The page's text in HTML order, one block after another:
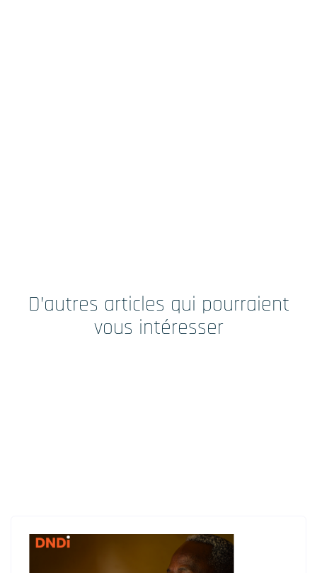
D’autres articles qui pourraient
vous intéresser